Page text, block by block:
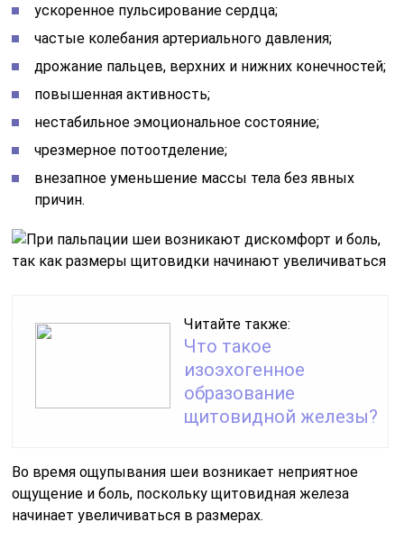
ускоренное пульсирование сердца;
частые колебания артериального давления;
дрожание пальцев, верхних и нижних конечностей;
повышенная активность;
нестабильное эмоциональное состояние;
чрезмерное потоотделение;
внезапное уменьшение массы тела без явных
причин.
Читайте также:
Что такое
изоэхогенное
образование
щитовидной железы?
Во время ощупывания шеи возникает неприятное
ощущение и боль, поскольку щитовидная железа
начинает увеличиваться в размерах.